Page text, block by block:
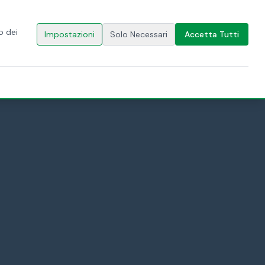
🇮🇹IT CONTATTACI
dei
Impostazioni Solo Necessari Accetta Tutti